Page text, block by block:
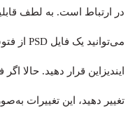
ایندیزاین قرار دهید. حالا
تغییر دهید، این تغییرات